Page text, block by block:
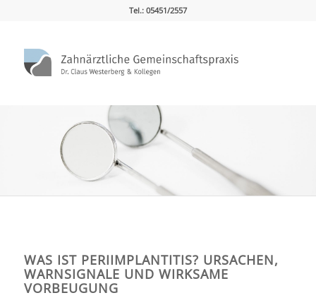
Tel.: 05451/2557
WAS IST PERIIMPLANTITIS? URSACHEN,
WARNSIGNALE UND WIRKSAME
VORBEUGUNG